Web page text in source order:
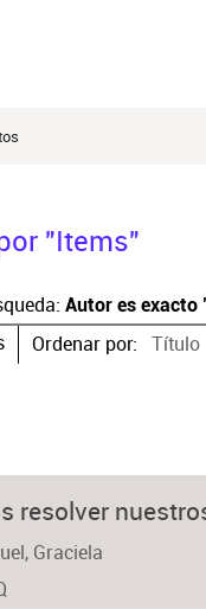
"Items"
Autor es exacto
Ordenar por: Título
resolver
Graciela